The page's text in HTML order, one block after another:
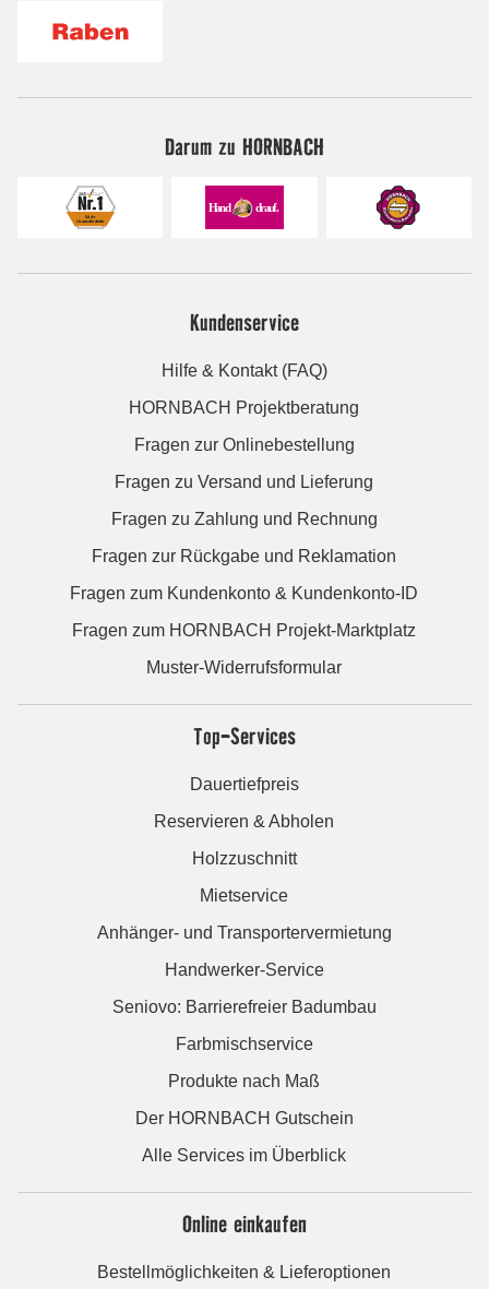
Darum zu HORNBACH
Kundenservice
Hilfe & Kontakt (FAQ)
HORNBACH Projektberatung
Fragen zur Onlinebestellung
Fragen zu Versand und Lieferung
Fragen zu Zahlung und Rechnung
Fragen zur Rückgabe und Reklamation
Fragen zum Kundenkonto & Kundenkonto-ID
Fragen zum HORNBACH Projekt-Marktplatz
Muster-Widerrufsformular
Top-Services
Dauertiefpreis
Reservieren & Abholen
Holzzuschnitt
Mietservice
Anhänger- und Transportervermietung
Handwerker-Service
Seniovo: Barrierefreier Badumbau
Farbmischservice
Produkte nach Maß
Der HORNBACH Gutschein
Alle Services im Überblick
Online einkaufen
Bestellmöglichkeiten & Lieferoptionen